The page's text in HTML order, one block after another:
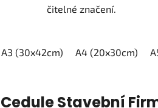
čitelné značení.
A3 (30x42cm) A4 (20x30cm)
Cedule Stavební